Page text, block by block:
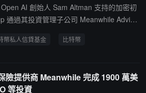
行支付。然而，與從銀行賬戶支付或使用
幣錢包中用比特幣支付。當投保人去世
AI 創始人 Sam Altman 支持的加密初
通過其投資管理子公司 Meanwhile Adviso
元資金，預計將在 2024 年第一季度末完
期限為七年。資本會在收穫期間返還給投
幣私人信貸基金 比特幣
險提供商 Meanwhile 完成 1900 萬美
等投資